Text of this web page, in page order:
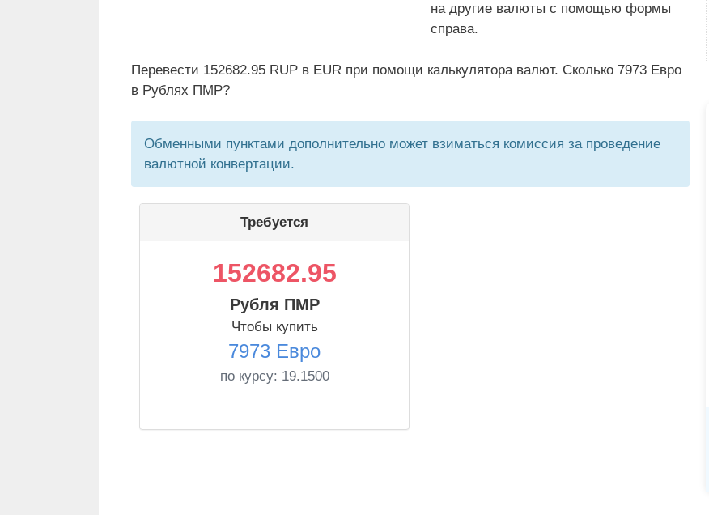
на другие валюты с помощью формы
справа.
Перевести 152682.95 RUP в EUR при помощи калькулятора валют. Сколько 7973 Евро
в Рублях ПМР?
Обменными пунктами дополнительно может взиматься комиссия за проведение
валютной конвертации.
Требуется
152682.95
Рубля ПМР
Чтобы купить
7973 Евро
по курсу: 19.1500